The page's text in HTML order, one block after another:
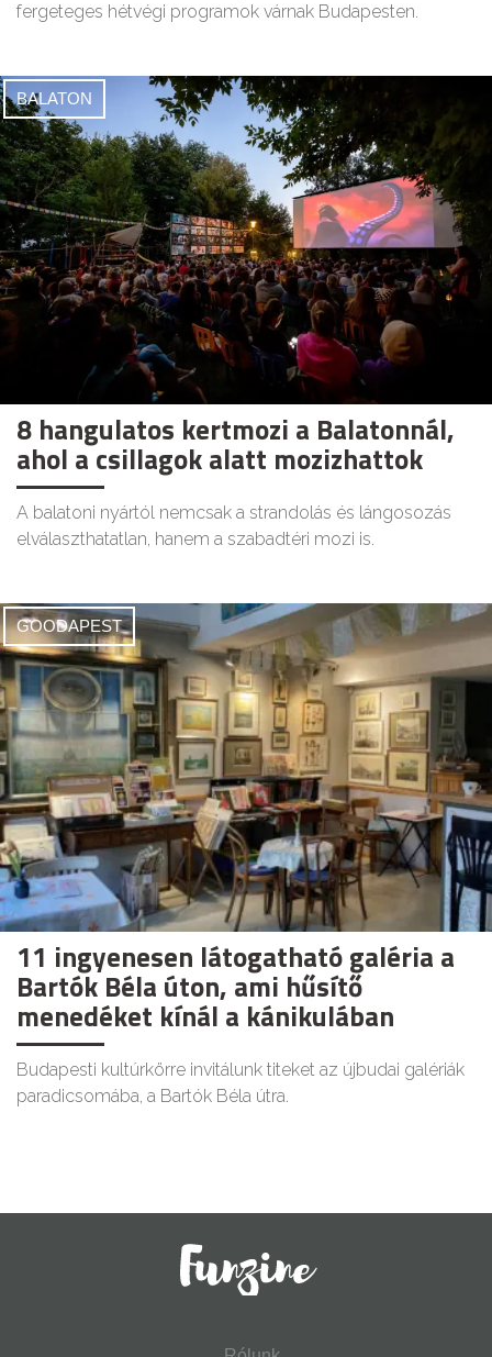
fergeteges hétvégi programok várnak Budapesten.
BALATON
8 hangulatos kertmozi a Balatonnál,
ahol a csillagok alatt mozizhattok
A balatoni nyártól nemcsak a strandolás és lángosozás
elválaszthatatlan, hanem a szabadtéri mozi is.
GOODAPEST
11 ingyenesen látogatható galéria a
Bartók Béla úton, ami hűsítő
menedéket kínál a kánikulában
Budapesti kultúrkörre invitálunk titeket az újbudai galériák
paradicsomába, a Bartók Béla útra.